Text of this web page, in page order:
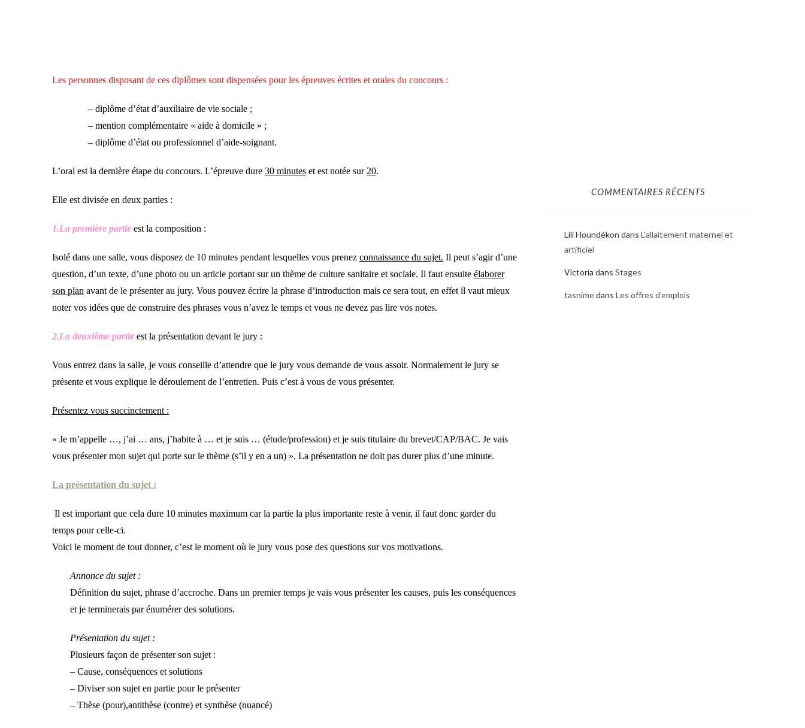
Les personnes disposant de ces diplômes sont dispensées pour les épreuves écrites et orales du concours :
– diplôme d’état d’auxiliaire de vie sociale ;
– mention complémentaire « aide à domicile » ;
– diplôme d’état ou professionnel d’aide-soignant.
L’oral est la dernière étape du concours. L’épreuve dure 30 minutes et est notée sur 20.
Elle est divisée en deux parties :
1.La première partie est la composition :
Isolé dans une salle, vous disposez de 10 minutes pendant lesquelles vous prenez connaissance du sujet. Il peut s’agir d’une
question, d’un texte, d’une photo ou un article portant sur un thème de culture sanitaire et sociale. Il faut ensuite élaborer
son plan avant de le présenter au jury. Vous pouvez écrire la phrase d’introduction mais ce sera tout, en effet il vaut mieux
noter vos idées que de construire des phrases vous n’avez le temps et vous ne devez pas lire vos notes.
2.La deuxième partie est la présentation devant le jury :
Vous entrez dans la salle, je vous conseille d’attendre que le jury vous demande de vous assoir. Normalement le jury se
présente et vous explique le déroulement de l’entretien. Puis c’est à vous de vous présenter.
Présentez vous succinctement :
« Je m’appelle …, j’ai … ans, j’habite à … et je suis … (étude/profession) et je suis titulaire du brevet/CAP/BAC. Je vais
vous présenter mon sujet qui porte sur le thème (s’il y en a un) ». La présentation ne doit pas durer plus d’une minute.
La présentation du sujet :
Il est important que cela dure 10 minutes maximum car la partie la plus importante reste à venir, il faut donc garder du
temps pour celle-ci.
Voici le moment de tout donner, c’est le moment où le jury vous pose des questions sur vos motivations.
Annonce du sujet :
Définition du sujet, phrase d’accroche. Dans un premier temps je vais vous présenter les causes, puis les conséquences
et je terminerais par énumérer des solutions.
Présentation du sujet :
Plusieurs façon de présenter son sujet :
– Cause, conséquences et solutions
– Diviser son sujet en partie pour le présenter
– Thèse (pour),antithèse (contre) et synthèse (nuancé)
COMMENTAIRES RÉCENTS
Lili Houndékon dans L’allaitement maternel et
artificiel
Victoria dans Stages
tasnimedans Les offres d’emplois